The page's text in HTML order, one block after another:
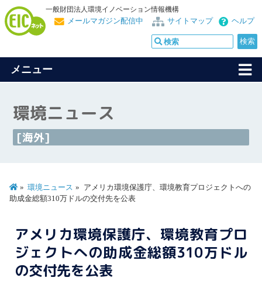
一般財団法人環境イノベーション情報機構
ヘルプ
サイトマップ
メールマガジン配信中
メニュー
環境ニュース
[海外]
環境ニュース
アメリカ環境保護庁、環境教育プロジェクトへの
助成金総額310万ドルの交付先を公表
アメリカ環境保護庁、環境教育プロ
ジェクトへの助成金総額310万ドル
の交付先を公表